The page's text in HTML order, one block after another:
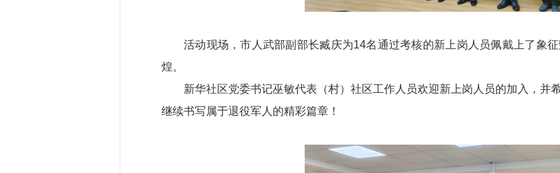
活动现场，市人武部副部长臧庆为14名通过考核的新上岗人员佩戴上了象
煌。
新华社区党委书记巫敏代表（村）社区工作人员欢迎新上岗人员的加入，并
继续书写属于退役军人的精彩篇章！